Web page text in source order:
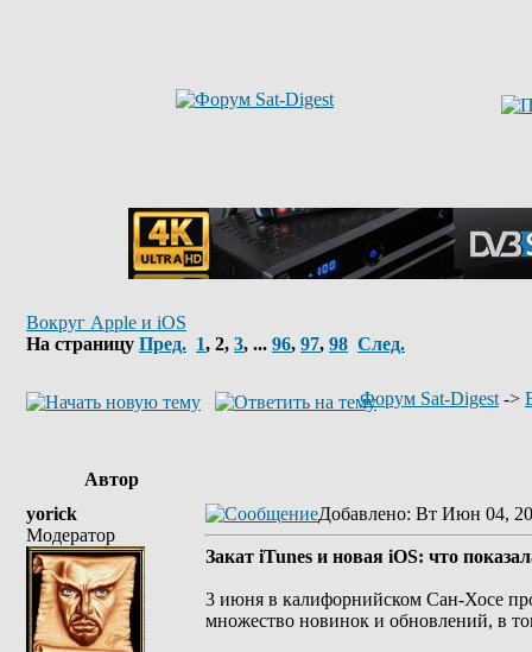
Вокруг Apple и iOS
На страницу Пред. 1, 2, 3, ... 96, 97, 98 След.
Форум Sat-Digest ->
Автор
yorick
Модератор
Добавлено: Вт Июн 04,
Закат iTunes и новая iOS: что
3 июня в калифорнийском Сан-Хосе
множество новинок и обновлений, в